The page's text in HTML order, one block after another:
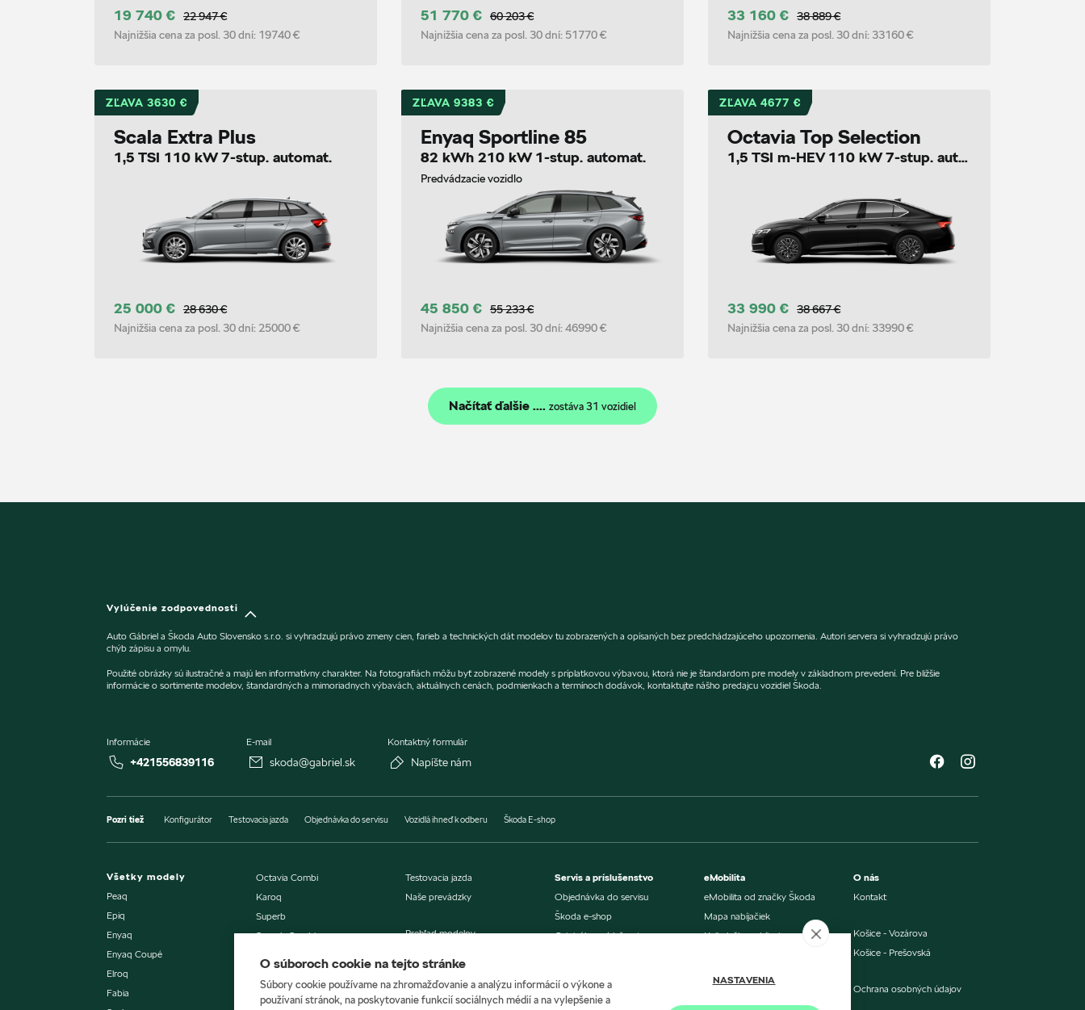
19 740 € 22 947 €
Najnižšia cena za posl. 30 dní: 19740 €
51 770 € 60 203 €
Najnižšia cena za posl. 30 dní: 51770 €
33 160 € 38 889 €
Najnižšia cena za posl. 30 dní: 33160 €
ZĽAVA 3630 €
Scala Extra Plus
1,5 TSI 110 kW 7-stup. automat.
25 000 € 28 630 €
Najnižšia cena za posl. 30 dní: 25000 €
ZĽAVA 9383 €
Enyaq Sportline 85
82 kWh 210 kW 1-stup. automat.
Predvádzacie vozidlo
45 850 € 55 233 €
Najnižšia cena za posl. 30 dní:46990 €
ZĽAVA 4677 €
Octavia Top Selection
1,5 TSI m-HEV 110 kW 7-stup. automat.
33 990 € 38 667 €
Najnižšia cena za posl. 30 dní: 33990 €
Načítať ďalšie .... zostáva 31 vozidiel
Vylúčenie zodpovednosti
Auto Gábriel a Škoda Auto Slovensko s.r.o. si vyhradzujú právo zmeny cien, farieb a technických dát modelov tu zobrazených a opísaných bez predchádzajúceho upozornenia. Autori servera si vyhradzujú právo
chýb zápisu a omylu.
Použité obrázky sú ilustračné a majú len informatívny charakter. Na fotografiách môžu byť zobrazené modely s príplatkovou výbavou, ktorá nie je štandardom pre modely v základnom prevedení. Pre bližšie
informácie o sortimente modelov, štandardných a mimoriadnych výbavách, aktuálnych cenách, podmienkach a termínoch dodávok, kontaktujte nášho predajcu vozidiel Škoda.
Informácie
+421556839116
E-mail
skoda@gabriel.sk
Kontaktný formulár
Napíšte nám
Pozri tiež Konfigurátor Testovacia jazda Objednávka do servisu Vozidlá ihneď k odberu Škoda E-shop
Všetky modely
Peaq
Epiq
Enyaq
Enyaq Coupé
Elroq
Fabia
Octavia Combi
Karoq
Superb
Superb Combi
Predaj vozidiel
Testovacia jazda
Naše prevádzky
Prehľad modelov
Výhody pre všetkých
už od 1 vozidla
Servis a príslušenstvo
Objednávka do servisu
Škoda e-shop
Originálne príslušenstvo
Škoda Connect
eMobilita
eMobilita od značky Škoda
Mapa nabíjačiek
Kalkulačka nabíjania
Porovnanie nákladov
O nás
Kontakt
Košice - Vozárova
Košice - Prešovská
Ochrana osobných údajov
O súboroch cookie na tejto stránke
Súbory cookie používame na zhromažďovanie a analýzu informácií o výkone a
používaní stránok, na poskytovanie funkcií sociálnych médií a na vylepšenie a
NASTAVENIA